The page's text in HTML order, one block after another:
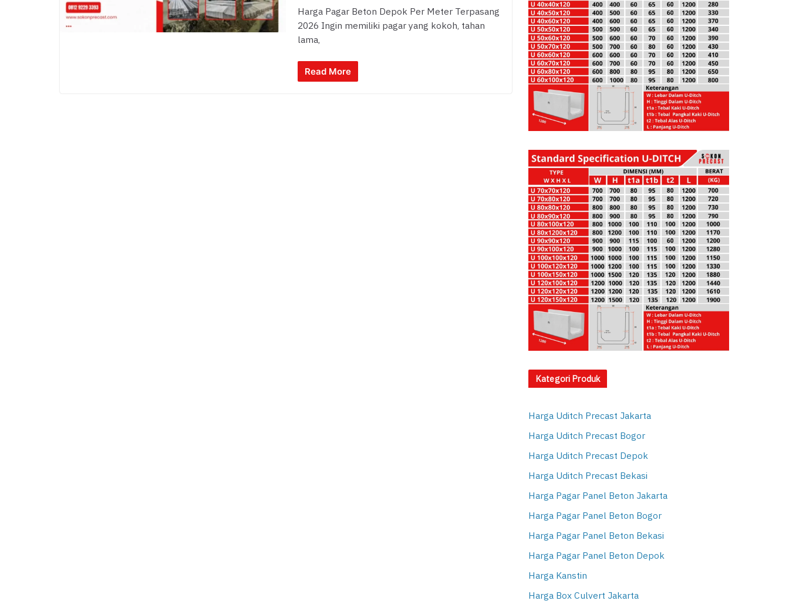
Harga Pagar Beton Depok Per Meter Terpasang
2026 Ingin memiliki pagar yang kokoh, tahan
lama,
Read More
Kategori Produk
Harga Uditch Precast Jakarta
Harga Uditch Precast Bogor
Harga Uditch Precast Depok
Harga Uditch Precast Bekasi
Harga Pagar Panel Beton Jakarta
Harga Pagar Panel Beton Bogor
Harga Pagar Panel Beton Bekasi
Harga Pagar Panel Beton Depok
Harga Kanstin
Harga Box Culvert Jakarta